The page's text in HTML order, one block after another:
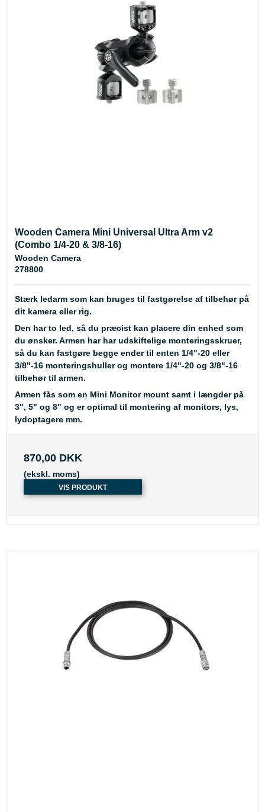
Wooden Camera Mini Universal Ultra Arm v2
(Combo 1/4-20 & 3/8-16)
Wooden Camera
278800
Stærk ledarm som kan bruges til fastgørelse af tilbehør på
dit kamera eller rig.
Den har to led, så du præcist kan placere din enhed som
du ønsker. Armen har har udskiftelige monteringsskruer,
så du kan fastgøre begge ender til enten 1/4"-20 eller
3/8"-16 monteringshuller og montere 1/4"-20 og 3/8"-16
tilbehør til armen.
Armen fås som en Mini Monitor mount samt i længder på
3", 5" og 8" og er optimal til montering af monitors, lys,
lydoptagere mm.
870,00 DKK
(ekskl. moms)
VIS PRODUKT